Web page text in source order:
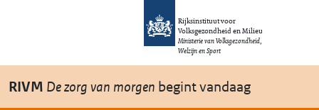
Overslaan en naar de inhoud gaan
Rijksinstituut voor
Volksgezondheid en Milieu
Ministerie van Volksgezondheid,
Welzijn en Sport
RIVM De zorg van morgen begint vandaag